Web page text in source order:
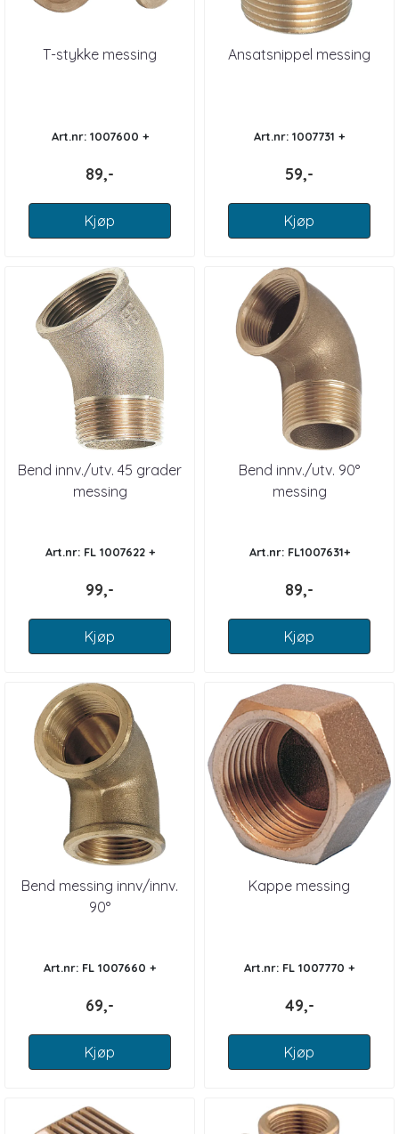
T-stykke messing
Art.nr: 1007600 +
89,-
Kjøp
Ansatsnippel messing
Art.nr: 1007731 +
59,-
Kjøp
Bend innv./utv. 45 grader
messing
Art.nr: FL 1007622 +
99,-
Kjøp
Bend innv./utv. 90°
messing
Art.nr: FL1007631+
89,-
Kjøp
Bend messing innv/innv.
90°
Art.nr: FL 1007660 +
69,-
Kjøp
Kappe messing
Art.nr: FL 1007770 +
49,-
Kjøp